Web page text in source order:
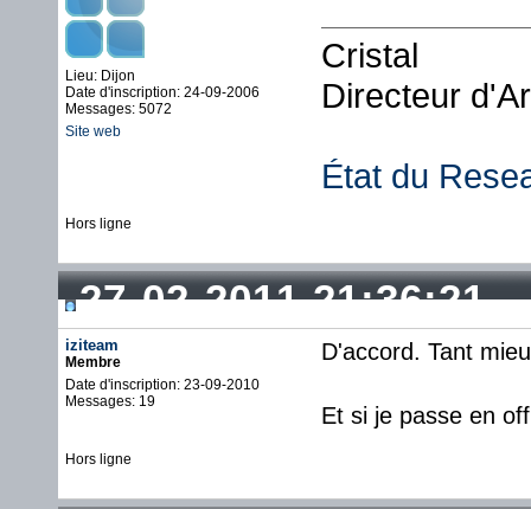
Lieu: Dijon
Date d'inscription: 24-09-2006
Messages: 5072
Site web
Cristal
Directeur
État du
Hors ligne
27-02-2011 21:36:21
iziteam
Membre
Date d'inscription: 23-09-2010
Messages: 19
D'accord. Tant
Et si je passe en
Hors ligne